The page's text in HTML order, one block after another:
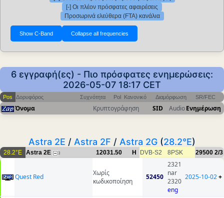
[-] Οι πλέον πρόσφατες αφαιρέσεις
Προσωρινά ελεύθερα (FTA) κανάλια
6 εγγραφή(ες) - Πιο πρόσφατες ενημερώσεις:
2026-05-07 18:17 CET
Pos Δορυφόρος Συχνότητα Pol Κανονικό Διαμόρφωση SR/FEC
Όνομα Κρυπτογράφηση SID AudioΕνημέρωση
Astra 2E / Astra 2F / Astra 2G (28.2°E)
28.2°E Astra 2E 3 12031.50 H DVB-S2 8PSK 29500 2/3
Quest Red
Χωρίς
κωδικοποίηση
52450
2321
nar
2320
eng
2025-10-02+